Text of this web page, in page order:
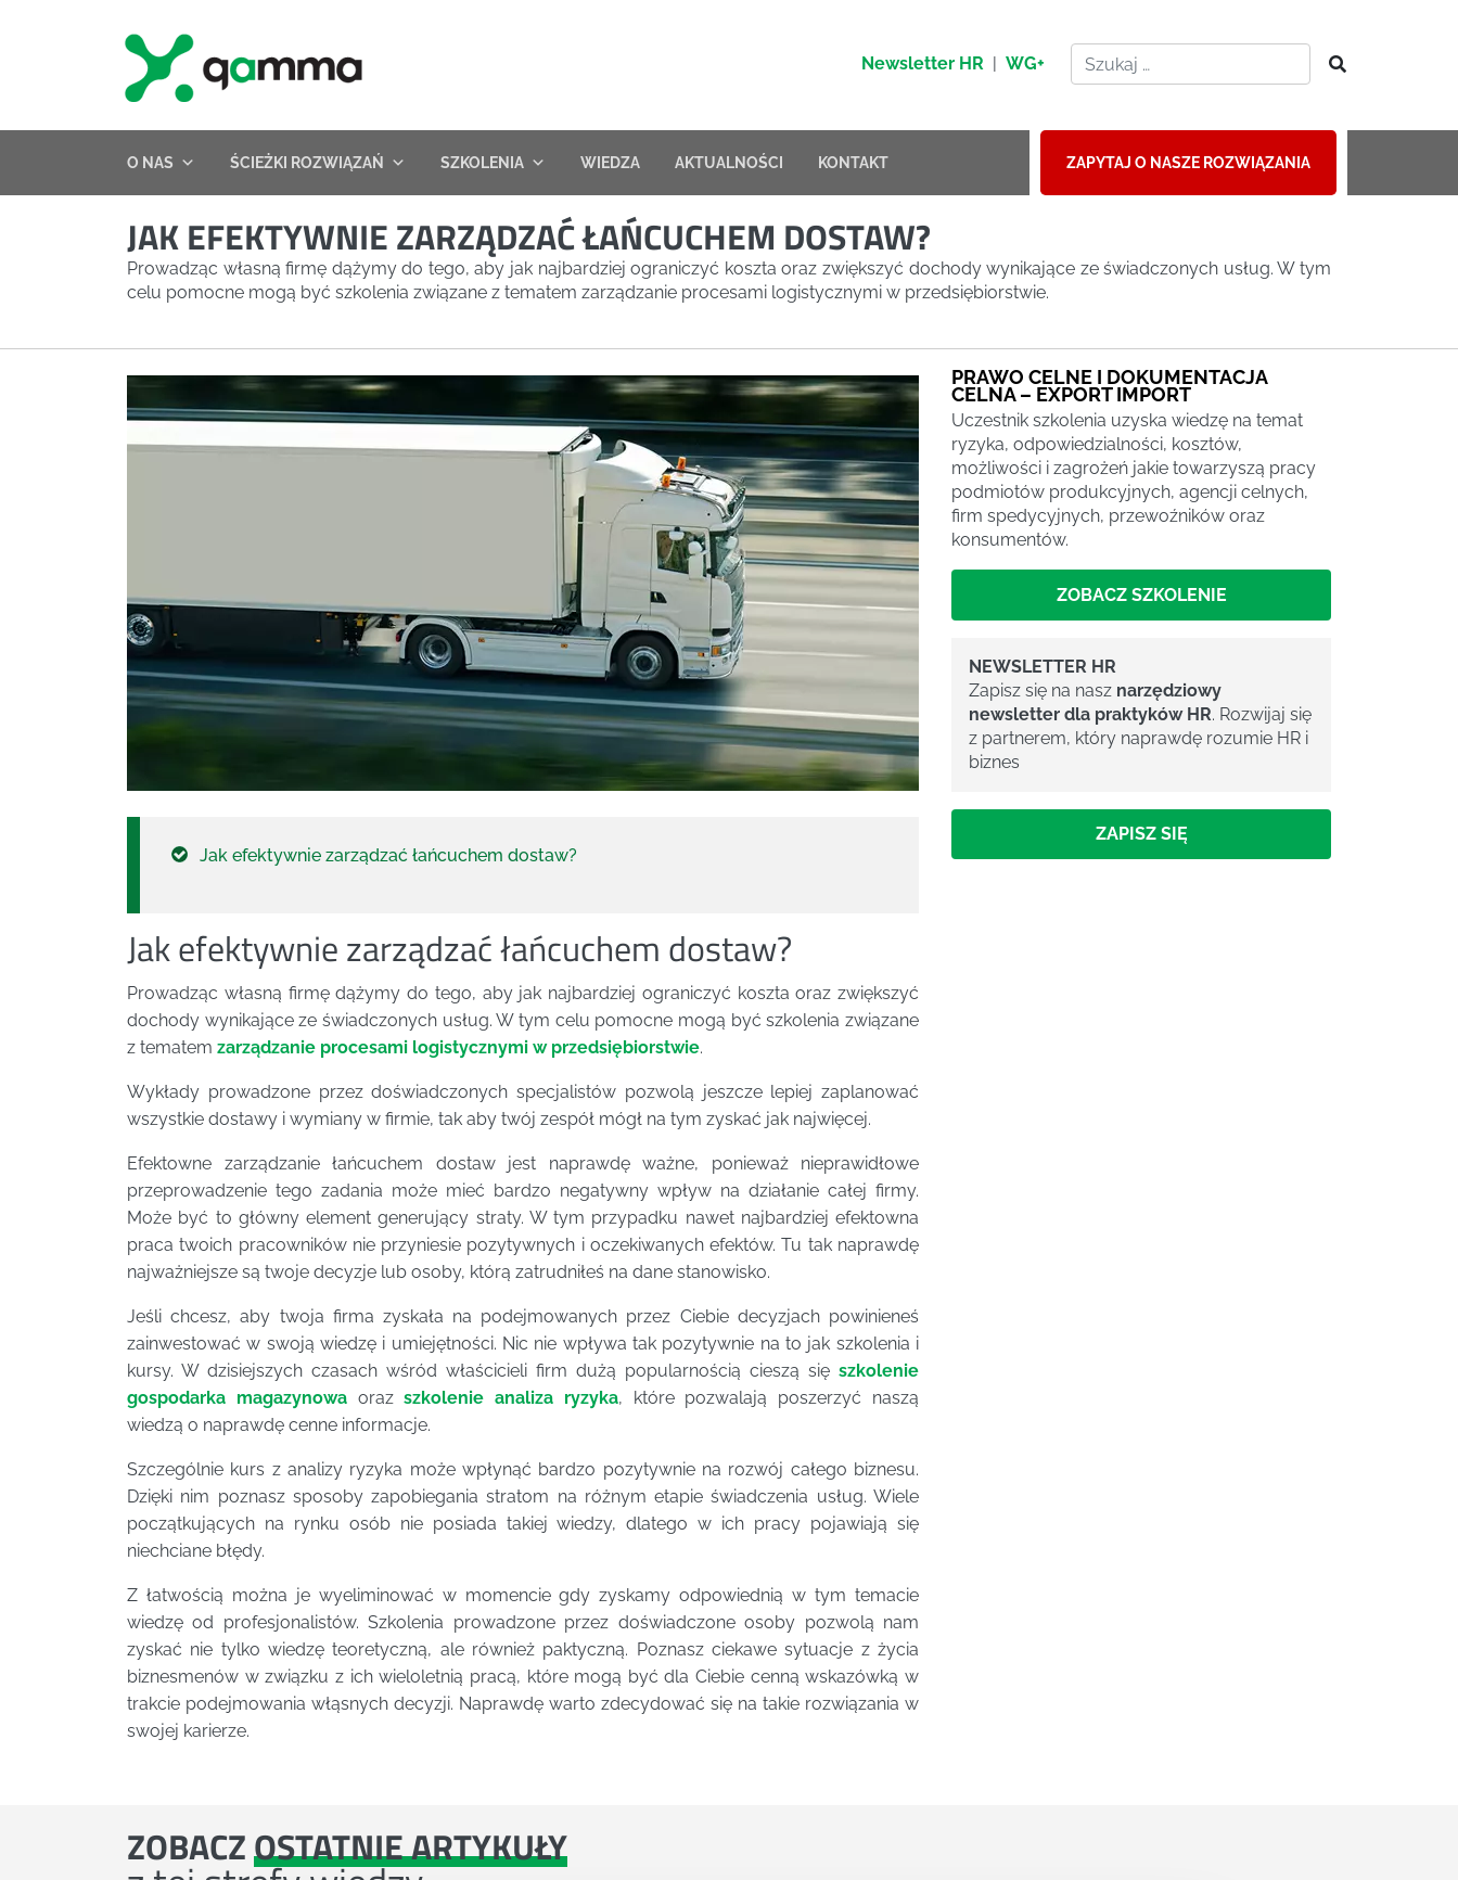
Newsletter HR | WG+
O NAS ŚCIEŻKI ROZWIĄZAŃ SZKOLENIA WIEDZA AKTUALNOŚCI KONTAKT ZAPYTAJ O NASZE ROZWIĄZANIA
JAK EFEKTYWNIE ZARZĄDZAĆ ŁAŃCUCHEM DOSTAW?
Prowadząc własną firmę dążymy do tego, aby jak najbardziej ograniczyć koszta oraz zwiększyć dochody wynikające ze świadczonych usług. W tym
celu pomocne mogą być szkolenia związane z tematem zarządzanie procesami logistycznymi w przedsiębiorstwie.
Jak efektywnie zarządzać łańcuchem dostaw?
Jak efektywnie zarządzać łańcuchem dostaw?
Prowadząc własną firmę dążymy do tego, aby jak najbardziej ograniczyć koszta oraz zwiększyć
dochody wynikające ze świadczonych usług. W tym celu pomocne mogą być szkolenia związane
z tematem zarządzanie procesami logistycznymi w przedsiębiorstwie.
Wykłady prowadzone przez doświadczonych specjalistów pozwolą jeszcze lepiej zaplanować
wszystkie dostawy i wymiany w firmie, tak aby twój zespół mógł na tym zyskać jak najwięcej.
Efektowne zarządzanie łańcuchem dostaw jest naprawdę ważne, ponieważ nieprawidłowe
przeprowadzenie tego zadania może mieć bardzo negatywny wpływ na działanie całej firmy.
Może być to główny element generujący straty. W tym przypadku nawet najbardziej efektowna
praca twoich pracowników nie przyniesie pozytywnych i oczekiwanych efektów. Tu tak naprawdę
najważniejsze są twoje decyzje lub osoby, którą zatrudniłeś na dane stanowisko.
Jeśli chcesz, aby twoja firma zyskała na podejmowanych przez Ciebie decyzjach powinieneś
zainwestować w swoją wiedzę i umiejętności. Nic nie wpływa tak pozytywnie na to jak szkolenia i
kursy. W dzisiejszych czasach wśród właścicieli firm dużą popularnością cieszą się szkolenie
gospodarka magazynowaorazszkolenie analiza ryzyka, które pozwalają poszerzyć naszą
wiedzą o naprawdę cenne informacje.
Szczególnie kurs z analizy ryzyka może wpłynąć bardzo pozytywnie na rozwój całego biznesu.
Dzięki nim poznasz sposoby zapobiegania stratom na różnym etapie świadczenia usług. Wiele
początkujących na rynku osób nie posiada takiej wiedzy, dlatego w ich pracy pojawiają się
niechciane błędy.
Z łatwością można je wyeliminować w momencie gdy zyskamy odpowiednią w tym temacie
wiedzę od profesjonalistów. Szkolenia prowadzone przez doświadczone osoby pozwolą nam
zyskać nie tylko wiedzę teoretyczną, ale również paktyczną. Poznasz ciekawe sytuacje z życia
biznesmenów w związku z ich wieloletnią pracą, które mogą być dla Ciebie cenną wskazówką w
trakcie podejmowania włąsnych decyzji. Naprawdę warto zdecydować się na takie rozwiązania w
swojej karierze.
PRAWO CELNE I DOKUMENTACJA
CELNA – EXPORT IMPORT
Uczestnik szkolenia uzyska wiedzę na temat
ryzyka, odpowiedzialności, kosztów,
możliwości i zagrożeń jakie towarzyszą pracy
podmiotów produkcyjnych, agencji celnych,
firm spedycyjnych, przewoźników oraz
konsumentów.
ZOBACZ SZKOLENIE
NEWSLETTER HR
Zapisz się na nasz narzędziowy
newsletter dla praktyków HR. Rozwijaj się
z partnerem, który naprawdę rozumie HR i
biznes
ZAPISZ SIĘ
ZOBACZOSTATNIE ARTYKUŁY